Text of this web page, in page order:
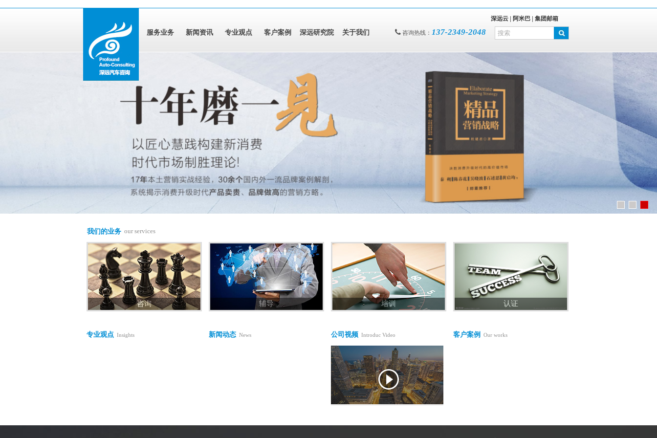
服务业务 新闻资讯 专业观点 客户案例 深远研究院 关于我们 咨询热线： 137-2349-2048
深远云 | 阿米巴 | 集团邮箱
我们的业务 our services
咨询 辅导 培训 认证
专业观点 Insights 新闻动态 News 公司视频 Introduc Video 客户案例 Our works